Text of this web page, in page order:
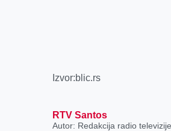
Izvor:blic.rs
RTV Santos
Autor: Redakcija radio